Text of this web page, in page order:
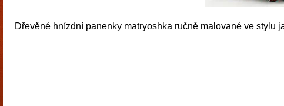
Dřevěné hnízdní panenky matryoshka ručně malované ve stylu